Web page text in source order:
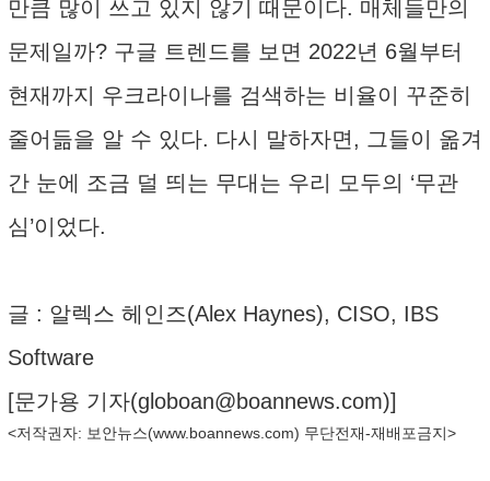
만큼 많이 쓰고 있지 않기 때문이다. 매체들만의
문제일까? 구글 트렌드를 보면 2022년 6월부터
현재까지 우크라이나를 검색하는 비율이 꾸준히
줄어듦을 알 수 있다. 다시 말하자면, 그들이 옮겨
간 눈에 조금 덜 띄는 무대는 우리 모두의 ‘무관
심’이었다.
글 : 알렉스 헤인즈(Alex Haynes), CISO, IBS
Software
[문가용 기자(globoan@boannews.com)]
<저작권자: 보안뉴스(www.boannews.com) 무단전재-재배포금지>